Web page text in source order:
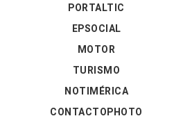
PORTALTIC
EPSOCIAL
MOTOR
TURISMO
NOTIMÉRICA
CONTACTOPHOTO